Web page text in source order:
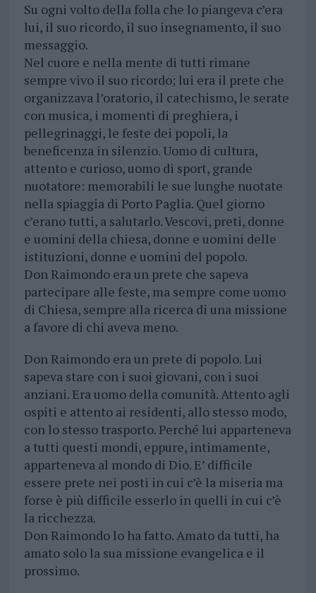
Su ogni volto della folla che lo piangeva c’era
lui, il suo ricordo, il suo insegnamento, il suo
messaggio.
Nel cuore e nella mente di tutti rimane
sempre vivo il suo ricordo; lui era il prete che
organizzava l’oratorio, il catechismo, le serate
con musica, i momenti di preghiera, i
pellegrinaggi, le feste dei popoli, la
beneficenza in silenzio. Uomo di cultura,
attento e curioso, uomo di sport, grande
nuotatore: memorabili le sue lunghe nuotate
nella spiaggia di Porto Paglia. Quel giorno
c’erano tutti, a salutarlo. Vescovi, preti, donne
e uomini della chiesa, donne e uomini delle
istituzioni, donne e uomini del popolo.
Don Raimondo era un prete che sapeva
partecipare alle feste, ma sempre come uomo
di Chiesa, sempre alla ricerca di una missione
a favore di chi aveva meno.
Don Raimondo era un prete di popolo. Lui
sapeva stare con i suoi giovani, con i suoi
anziani. Era uomo della comunità. Attento agli
ospiti e attento ai residenti, allo stesso modo,
con lo stesso trasporto. Perché lui apparteneva
a tutti questi mondi, eppure, intimamente,
apparteneva al mondo di Dio. E’ difficile
essere prete nei posti in cui c’è la miseria ma
forse è più difficile esserlo in quelli in cui c’è
la ricchezza.
Don Raimondo lo ha fatto. Amato da tutti, ha
amato solo la sua missione evangelica e il
prossimo.